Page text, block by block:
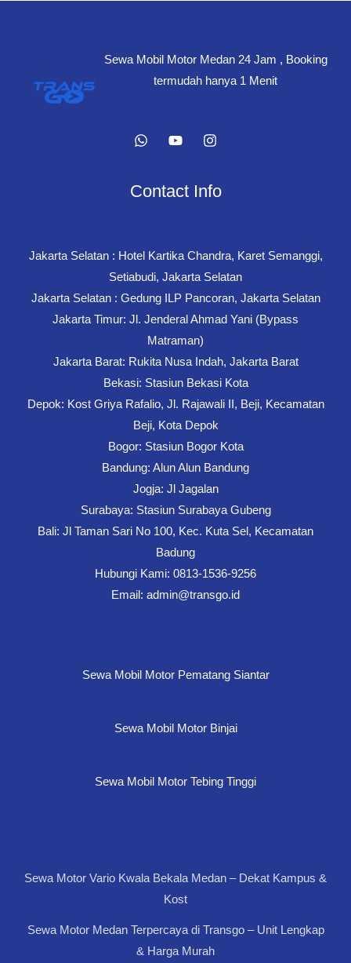
Sewa Mobil Motor Medan 24 Jam , Booking
termudah hanya 1 Menit
Contact Info
Jakarta Selatan : Hotel Kartika Chandra, Karet Semanggi,
Setiabudi, Jakarta Selatan
Jakarta Selatan : Gedung ILP Pancoran, Jakarta Selatan
Jakarta Timur: Jl. Jenderal Ahmad Yani (Bypass
Matraman)
Jakarta Barat: Rukita Nusa Indah, Jakarta Barat
Bekasi: Stasiun Bekasi Kota
Depok: Kost Griya Rafalio, Jl. Rajawali II, Beji, Kecamatan
Beji, Kota Depok
Bogor: Stasiun Bogor Kota
Bandung: Alun Alun Bandung
Jogja: Jl Jagalan
Surabaya: Stasiun Surabaya Gubeng
Bali: Jl Taman Sari No 100, Kec. Kuta Sel, Kecamatan
Badung
Hubungi Kami: 0813-1536-9256
Email: admin@transgo.id
Sewa Mobil Motor Pematang Siantar
Sewa Mobil Motor Binjai
Sewa Mobil Motor Tebing Tinggi
Sewa Motor Vario Kwala Bekala Medan – Dekat Kampus &
Kost
Sewa Motor Medan Terpercaya di Transgo – Unit Lengkap
& Harga Murah